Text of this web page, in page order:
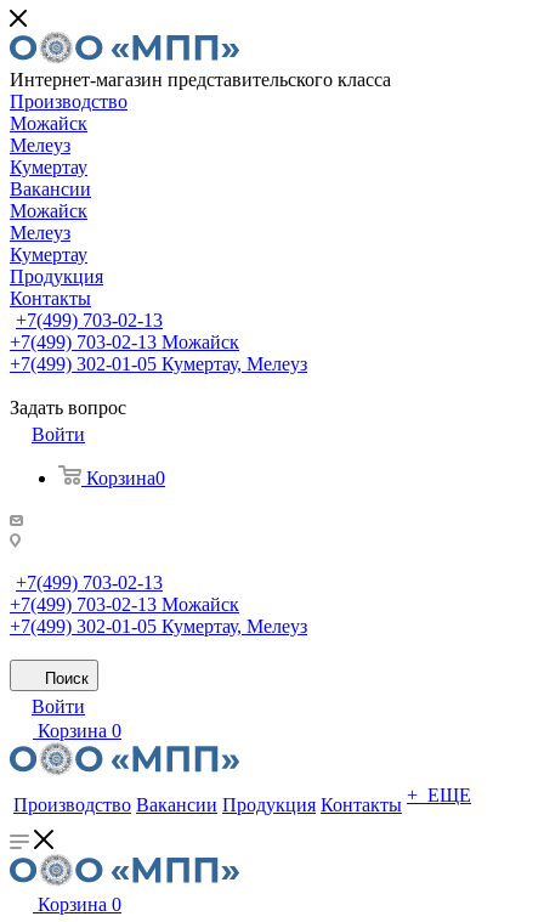
Интернет-магазин представительского класса
Производство
Можайск
Мелеуз
Кумертау
Вакансии
Можайск
Мелеуз
Кумертау
Продукция
Контакты
+7(499) 703-02-13
+7(499) 703-02-13 Можайск
+7(499) 302-01-05 Кумертау, Мелеуз
Задать вопрос
Войти
Корзина0
+7(499) 703-02-13
+7(499) 703-02-13 Можайск
+7(499) 302-01-05 Кумертау, Мелеуз
Поиск
Войти
Корзина 0
Производство Вакансии Продукция Контакты + ЕЩЕ
Корзина 0